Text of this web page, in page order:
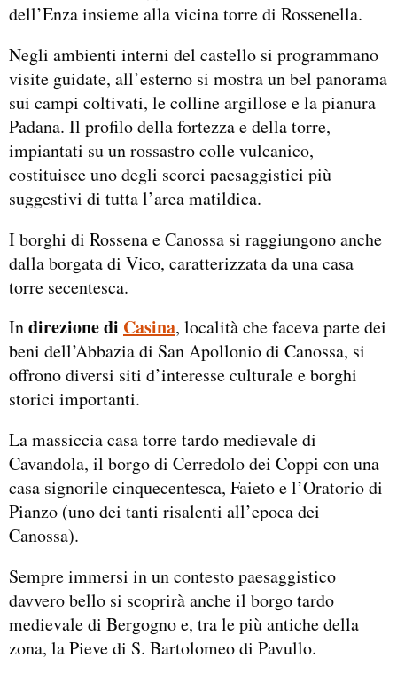
dell’Enza insieme alla vicina torre di Rossenella.
Negli ambienti interni del castello si programmano
visite guidate, all’esterno si mostra un bel panorama
sui campi coltivati, le colline argillose e la pianura
Padana. Il profilo della fortezza e della torre,
impiantati su un rossastro colle vulcanico,
costituisce uno degli scorci paesaggistici più
suggestivi di tutta l’area matildica.
I borghi di Rossena e Canossa si raggiungono anche
dalla borgata di Vico, caratterizzata da una casa
torre secentesca.
Indirezione di Casina, località che faceva parte dei
beni dell’Abbazia di San Apollonio di Canossa, si
offrono diversi siti d’interesse culturale e borghi
storici importanti.
La massiccia casa torre tardo medievale di
Cavandola, il borgo di Cerredolo dei Coppi con una
casa signorile cinquecentesca, Faieto e l’Oratorio di
Pianzo (uno dei tanti risalenti all’epoca dei
Canossa).
Sempre immersi in un contesto paesaggistico
davvero bello si scoprirà anche il borgo tardo
medievale di Bergogno e, tra le più antiche della
zona, la Pieve di S. Bartolomeo di Pavullo.